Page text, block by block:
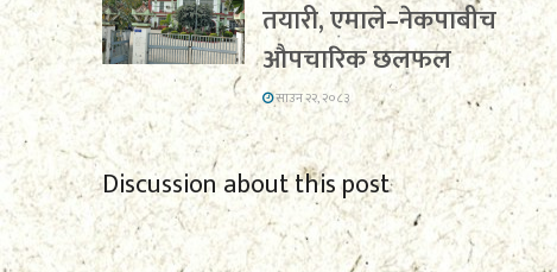
तयारी, एमाले–नेकपाबीच
औपचारिक छलफल
साउन २२, २०८३
Discussion about this post